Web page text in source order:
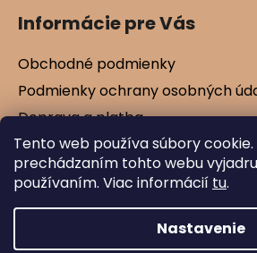
Tento web používa súbory
prechádzaním tohto webu
používaním. Viac informácií tu.
Nastavenie
Informácie pre Vás
Obchodné podmienky
Podmienky ochrany osobných
Doprava a platba
Kontakty
Vernostné zľavy